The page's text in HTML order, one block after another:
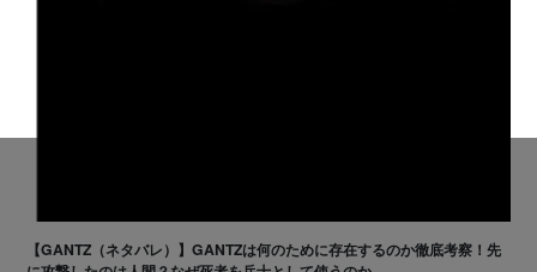
【GANTZ（ネタバレ）】GANTZは何のために存在するのか徹底考察！先